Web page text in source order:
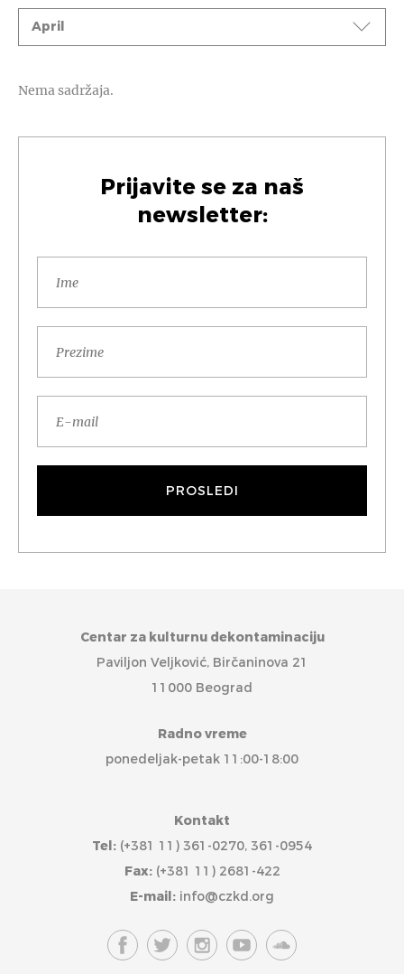
Mesec
April
Nema sadržaja.
Prijavite se za naš
newsletter:
Centar za kulturnu dekontaminaciju
Paviljon Veljković, Birčaninova 21
11000 Beograd
Radno vreme
ponedeljak-petak 11:00-18:00
Kontakt
Tel: (+381 11) 361-0270, 361-0954
Fax:(+381 11) 2681-422
E-mail: info@czkd.org